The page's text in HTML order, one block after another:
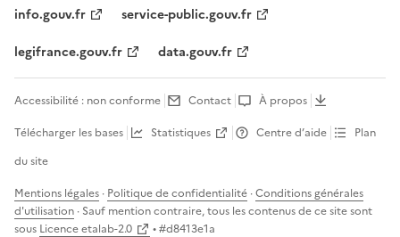
info.gouv.fr
service-public.gouv.fr
legifrance.gouv.fr
data.gouv.fr
Accessibilité : non conforme Contact
À propos
Télécharger les bases
Statistiques Centre d’aide
Plan
du site
Mentions légales · Politique de confidentialité ·Conditions générales
d'utilisation · Sauf mention contraire, tous les contenus de ce site sont
sous Licence etalab-2.0 • #d8413e1a